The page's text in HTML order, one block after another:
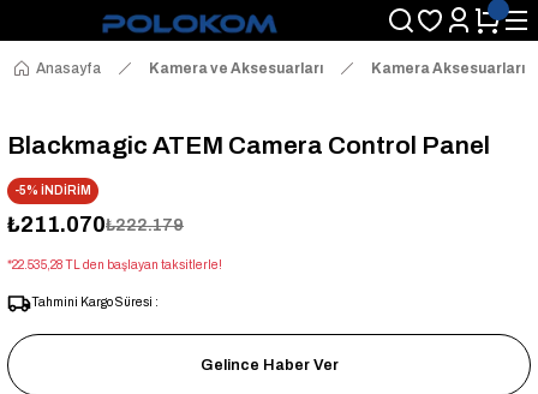
Anasayfa Kamera ve Aksesuarları Kamera Aksesuarları
Blackmagic ATEM Camera Control Panel
-5% İNDİRİM
₺211.070₺222.179
*22.535,28 TL den başlayan taksitlerle!
Tahmini Kargo Süresi :
Gelince Haber Ver